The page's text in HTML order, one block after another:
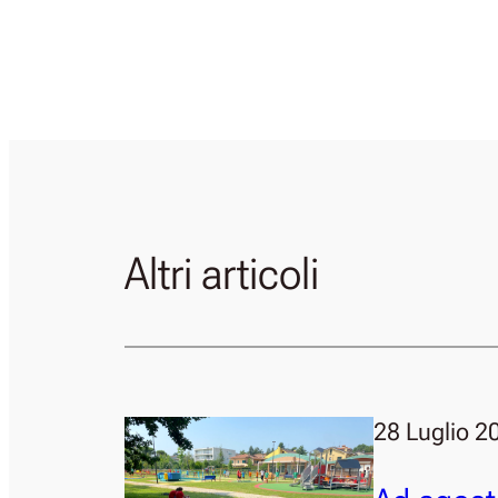
Altri articoli
28 Luglio